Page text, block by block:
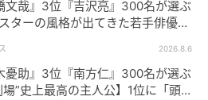
基づき制作しています。社会
いは断定するものではないこ
ください。
点の内容です。
文哉』3位『吉沢亮』300名が選ぶ
ターの風格が出てきた若手俳優】1
2026.8.6
憂助』3位『南方仁』300名が選ぶ
場”史上最高の主人公】1位に「頭